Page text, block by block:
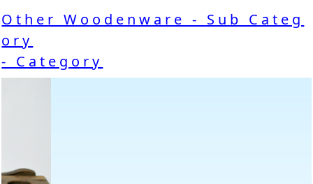
Other Woodenware - Sub Categ
ory
- Category